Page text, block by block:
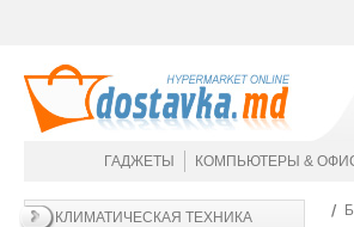
ГАДЖЕТЫ КОМПЬЮТЕРЫ &
КЛИМАТИЧЕСКАЯ ТЕХНИКА